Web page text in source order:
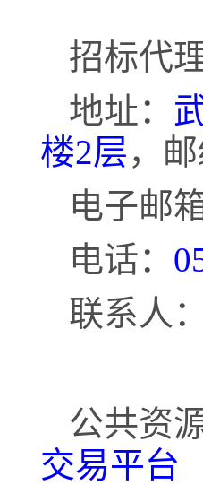
招标代
地址：
楼2层，
电子邮
电话：
联系人：
公共资
交易平台